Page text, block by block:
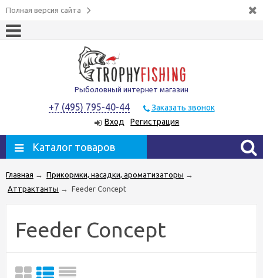
Полная версия сайта
Рыболовный интернет магазин
+7 (495) 795-40-44
Заказать звонок
Вход
Регистрация
Каталог товаров
Главная → Прикормки, насадки, ароматизаторы →
Аттрактанты → Feeder Concept
Feeder Concept